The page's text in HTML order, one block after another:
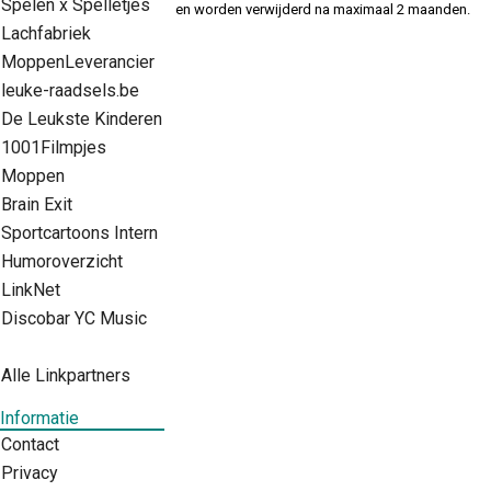
Spelen x Spelletjes
Lachfabriek
MoppenLeverancier
leuke-raadsels.be
De Leukste Kinderen
1001Filmpjes
Moppen
Brain Exit
Sportcartoons Intern
Humoroverzicht
LinkNet
Discobar YC Music
Alle Linkpartners
Informatie
Contact
Privacy
en worden verwijderd na maximaal 2 maanden.